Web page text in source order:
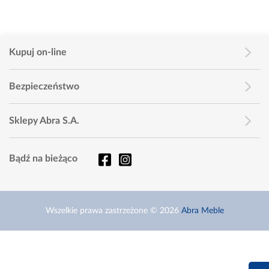
Kupuj on-line
Bezpieczeństwo
Sklepy Abra S.A.
Bądź na bieżąco
Wszelkie prawa zastrzeżone © 2026 Abra Meble